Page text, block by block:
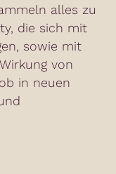
alles zu
die sich mit
sowie mit
von
in neuen